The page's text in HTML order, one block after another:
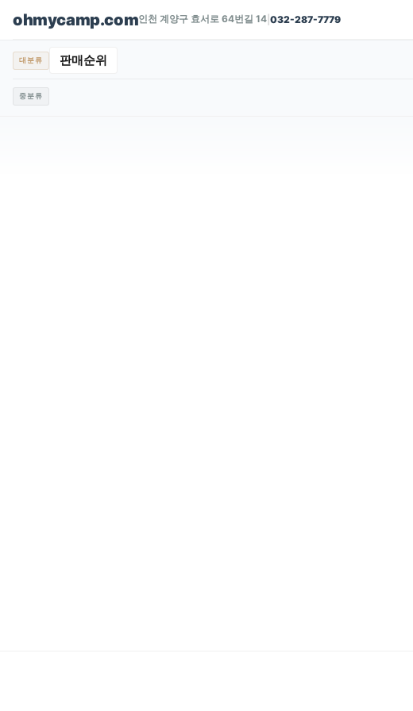
ohmycamp.com인천 계양구 효서로 64번길 14 |032-287-7779
대분류 판매순위
중분류